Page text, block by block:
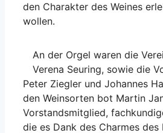
den Charakter des Weines
wollen.
An der Orgel waren die
Verena Seuring, sowie die
Peter Ziegler und Johannes
den Weinsorten bot Martin
Vorstandsmitglied,
die es Dank des Charmes